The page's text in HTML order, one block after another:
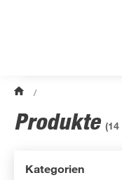
/
Produkte (14
Kategorien